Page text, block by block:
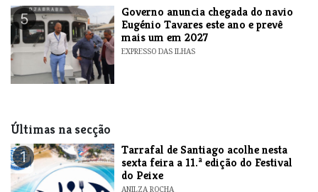
5
Governo anuncia chegada do navio
Eugénio Tavares este ano e prevê
mais um em 2027
EXPRESSO DAS ILHAS
Últimas na secção
1
Tarrafal de Santiago acolhe nesta
sexta feira a 11.ª edição do Festival
do Peixe
ANILZA ROCHA